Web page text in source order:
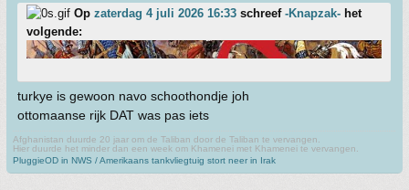
Op zaterdag 4 juli 2026 16:33 schreef -Knapzak- het
volgende:
turkye is gewoon navo schoothondje joh
ottomaanse rijk DAT was pas iets
Afghanistan duurde 20 jaar om de Taliban door de Taliban te vervangen.
Hier duurde het minder dan een week om Khamenei met Khamenei te vervangen.
PluggieOD in NWS / Amerikaans tankvliegtuig stort neer in Irak